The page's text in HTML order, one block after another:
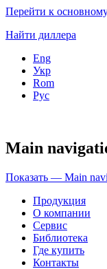
Перейти к
Найти диллера
Eng
Укр
Rom
Рус
Main
Показать — Main
Продукция
О компании
Сервис
Библиотека
Где купить
Контакты